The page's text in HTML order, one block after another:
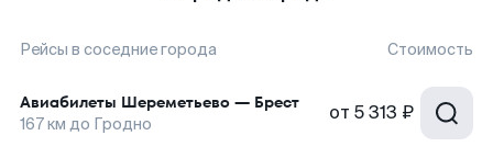
Рейсы в соседние города Стоимость
Авиабилеты Шереметьево — Брест
167км до Гродно от 5 313 ₽